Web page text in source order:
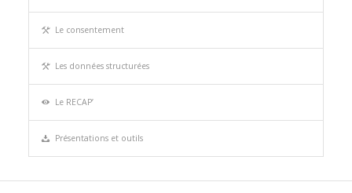
Le consentement
Les données structurées
Le RECAP’
Présentations et outils